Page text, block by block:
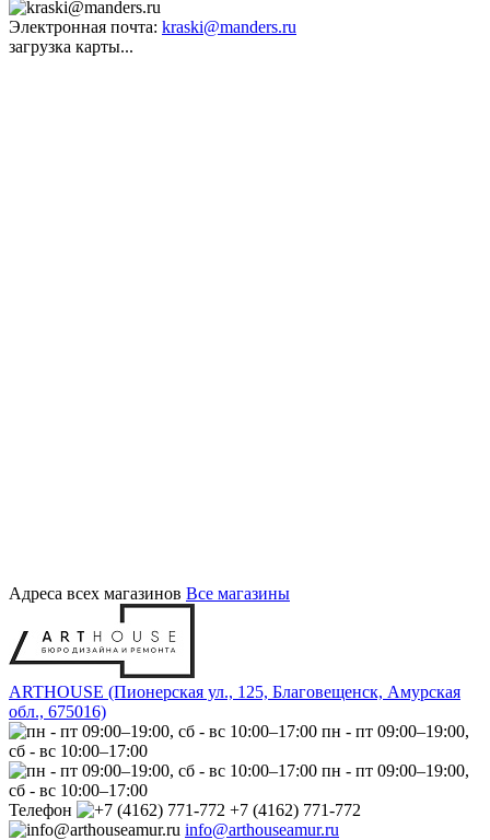
Электронная почта: kraski@manders.ru
загрузка карты...
Адреса всех магазинов Все магазины
ARTHOUSE (Пионерская ул., 125, Благовещенск, Амурская
обл., 675016)
пн - пт 09:00–19:00,
сб - вс 10:00–17:00
пн - пт 09:00–19:00,
сб - вс 10:00–17:00
Телефон
+7 (4162) 771-772
info@arthouseamur.ru